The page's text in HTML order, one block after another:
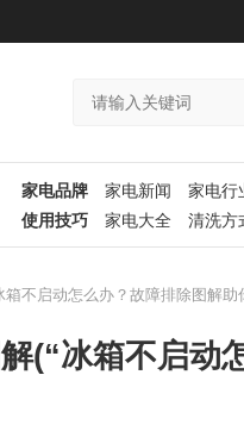
家电品牌 家电新闻 家电行
使用技巧 家电大全 清洗方
不启动怎么办？故障排除图解助
(“冰箱不启动